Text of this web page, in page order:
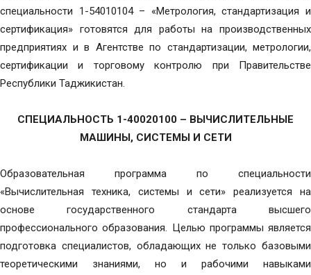
специальности 1-54010104 – «Метрология, стандартизация и
сертификация» готовятся для работы на производственных
предприятиях и в Агентстве по стандартизации, метрологии,
сертификации и торговому контролю при Правительстве
Республики Таджикистан.
СПЕЦИАЛЬНОСТЬ 1-40020100 – ВЫЧИСЛИТЕЛЬНЫЕ
МАШИНЫ, СИСТЕМЫ И СЕТИ
Образовательная программа по специальности
«Вычислительная техника, системы и сети» реализуется на
основе государственного стандарта высшего
профессионального образования. Целью программы является
подготовка специалистов, обладающих не только базовыми
теоретическими знаниями, но и рабочими навыками